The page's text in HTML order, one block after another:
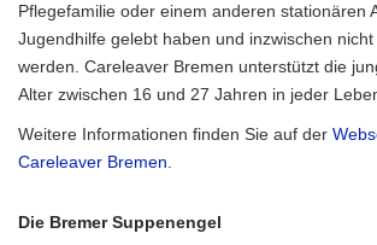
Pflegefamilie oder einem anderen stationären
Jugendhilfe gelebt haben und inzwischen
werden. Careleaver Bremen unterstützt die
Alter zwischen 16 und 27 Jahren in jeder
Weitere Informationen finden Sie auf der
Careleaver Bremen
Die Bremer Suppenengel